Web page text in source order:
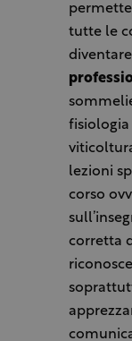
tutte le
fisiologia
lezioni
corso
corretta